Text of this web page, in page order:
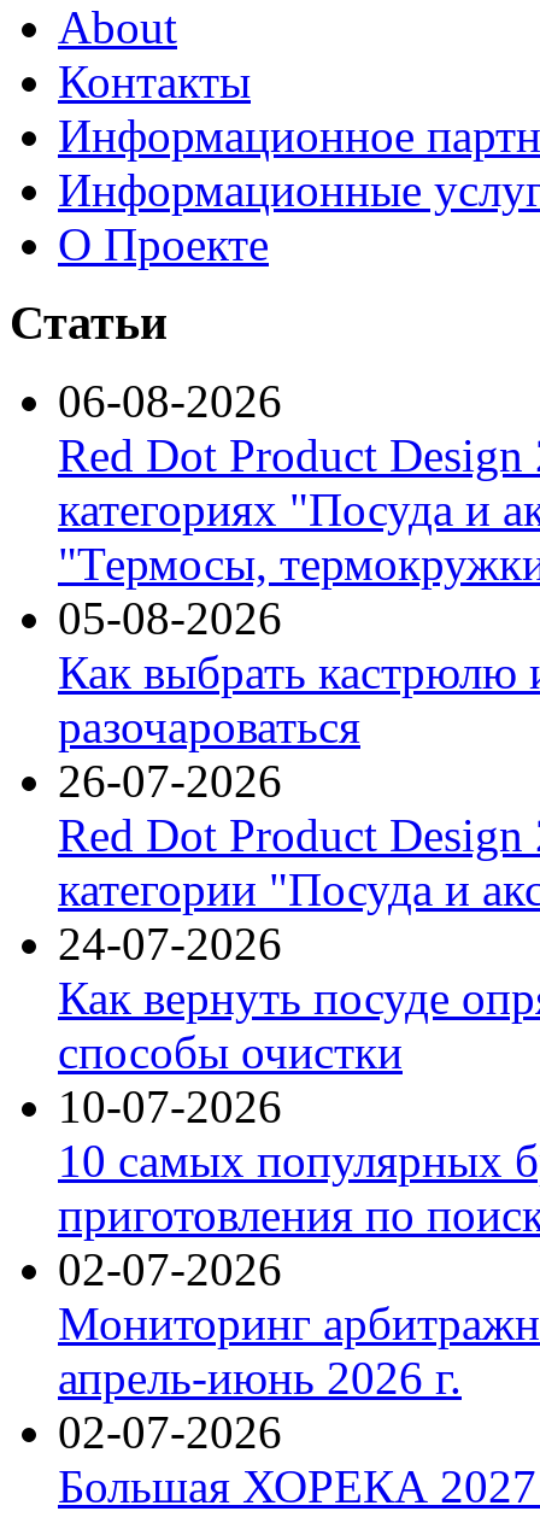
About
Контакты
Информационное
Информационные
О Проекте
Статьи
06-08-2026
Red Dot Product Design
категориях "Посуда и
"Термосы,
05-08-2026
Как выбрать кастрюлю
разочароваться
26-07-2026
Red Dot Product Design
категории "Посуда и
24-07-2026
Как вернуть посуде
способы очистки
10-07-2026
10 самых популярных
приготовления по
02-07-2026
Мониторинг
апрель-июнь 2026 г.
02-07-2026
Большая ХОРЕКА 2027: